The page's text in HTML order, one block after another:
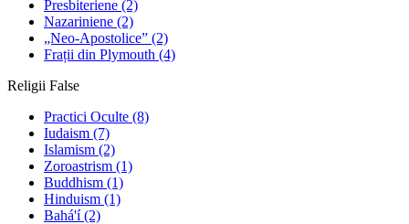
Presbiteriene (2)
Nazariniene (2)
„Neo-Apostolice” (2)
Frații din Plymouth (4)
Religii False
Practici Oculte (8)
Iudaism (7)
Islamism (2)
Zoroastrism (1)
Buddhism (1)
Hinduism (1)
Bahá'í(2)